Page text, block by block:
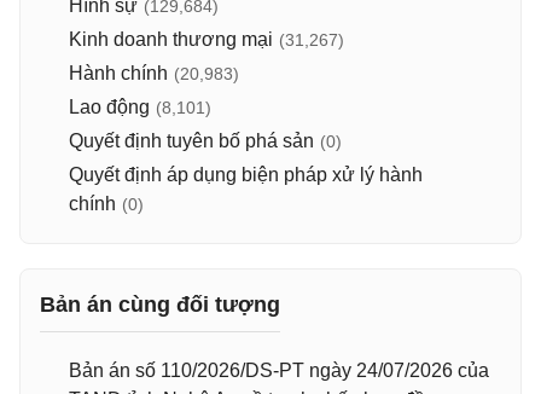
Hình sự (129,684)
Kinh doanh thương mại (31,267)
Hành chính (20,983)
Lao động (8,101)
Quyết định tuyên bố phá sản (0)
Quyết định áp dụng biện pháp xử lý hành
chính (0)
Bản án cùng đối tượng
Bản án số 110/2026/DS-PT ngày 24/07/2026 của